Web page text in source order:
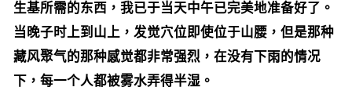
生基所需的东西，我已于当天中午已完美地准备好了。
当晚子时上到山上，发觉穴位即使位于山腰，但是那种
藏风聚气的那种感觉都非常强烈，在没有下雨的情况
下，每一个人都被雾水弄得半湿。